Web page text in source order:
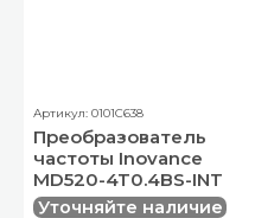
Артикул: 0101C638
Преобразователь
частоты Inovance
MD520-4T0.4BS-INT
Уточняйте наличие